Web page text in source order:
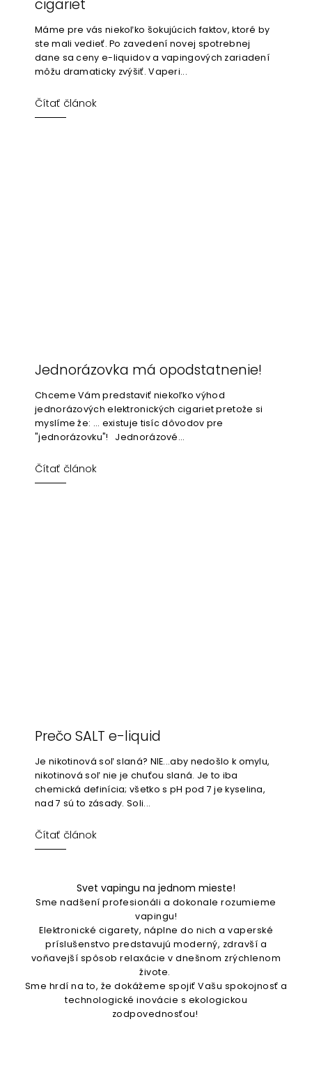
Máme pre vás niekoľko šokujúcich faktov, ktoré by
ste mali vedieť. Po zavedení novej spotrebnej
dane sa ceny e-liquidov a vapingových zariadení
môžu dramaticky zvýšiť. Vaperi...
Čítať článok
Jednorázovka má opodstatnenie!
Chceme Vám predstaviť niekoľko výhod
jednorázových elektronických cigariet pretože si
myslíme že: ... existuje tisíc dôvodov pre
"jednorázovku"! Jednorázové...
Čítať článok
Prečo SALT e-liquid
Je nikotinová soľ slaná? NIE...aby nedošlo k omylu,
nikotinová soľ nie je chuťou slaná. Je to iba
chemická definícia; všetko s pH pod 7 je kyselina,
nad 7 sú to zásady. Soli...
Čítať článok
Svet vapingu na jednom mieste!
Sme nadšení profesionáli a dokonale rozumieme
vapingu!
Elektronické cigarety, náplne do nich a vaperské
príslušenstvo predstavujú moderný, zdravší a
voňavejší spôsob relaxácie v dnešnom zrýchlenom
živote.
Sme hrdí na to, že dokážeme spojiť Vašu spokojnosť a
technologické inovácie s ekologickou
zodpovednosťou!